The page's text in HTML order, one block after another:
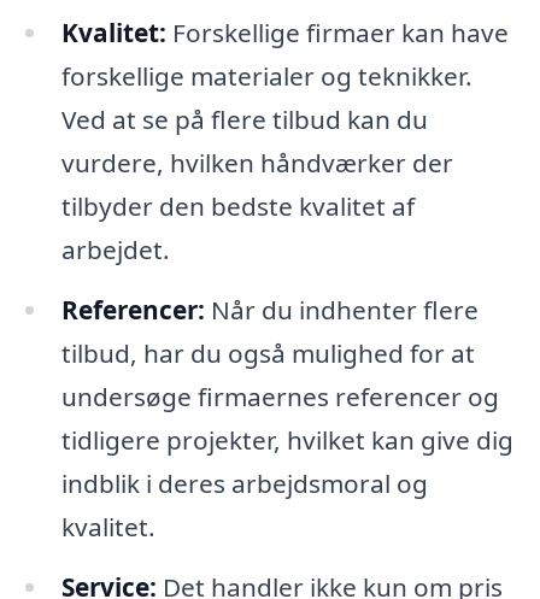
Kvalitet: Forskellige firmaer kan have
forskellige materialer og teknikker.
Ved at se på flere tilbud kan du
vurdere, hvilken håndværker der
tilbyder den bedste kvalitet af
arbejdet.
Referencer: Når du indhenter flere
tilbud, har du også mulighed for at
undersøge firmaernes referencer og
tidligere projekter, hvilket kan give dig
indblik i deres arbejdsmoral og
kvalitet.
Service: Det handler ikke kun om pris